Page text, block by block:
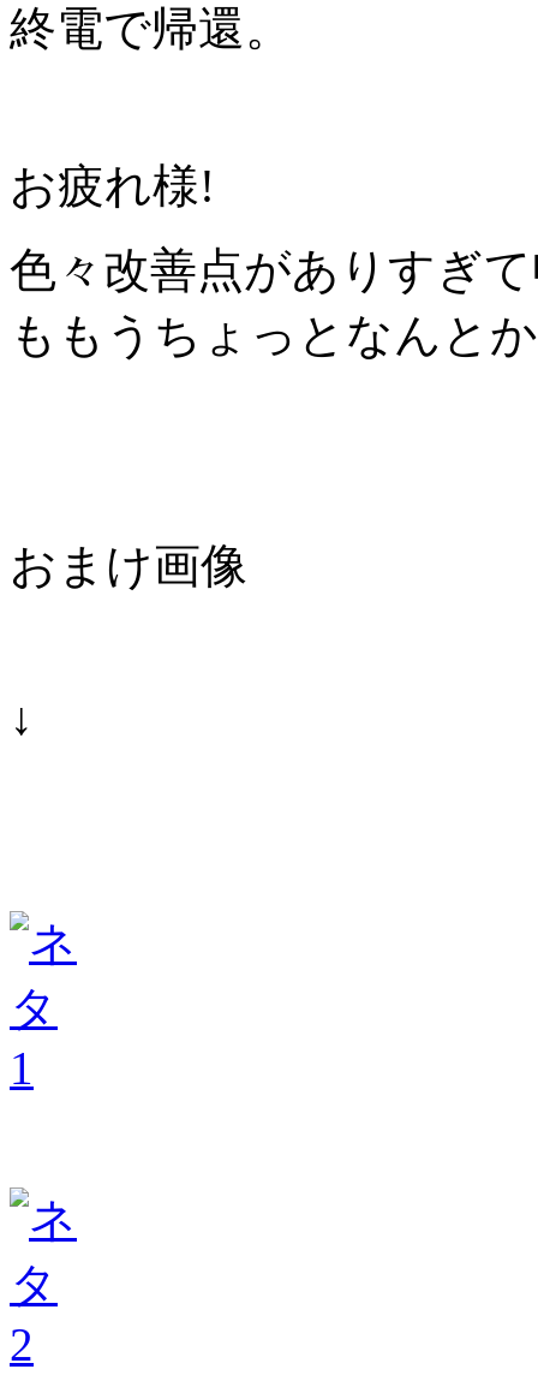
終電で帰還。
お疲れ様!
色々改善点がありすぎ
ももうちょっとなんと
おまけ画像
↓